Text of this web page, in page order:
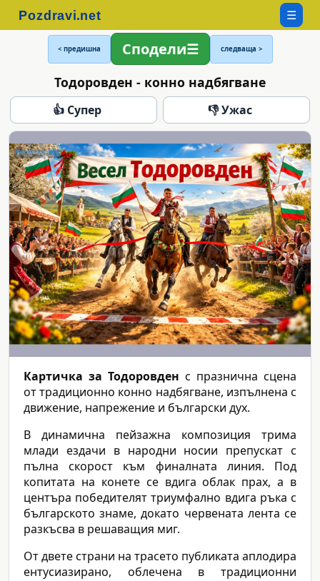
☰
< предишна Сподели следваща >
Тодоровден - конно надбягване
👍 Супер 👎 Ужас
Картичка за Тодоровден с празнична сцена
от традиционно конно надбягване, изпълнена с
движение, напрежение и български дух.
В динамична пейзажна композиция трима
млади ездачи в народни носии препускат с
пълна скорост към финалната линия. Под
копитата на конете се вдига облак прах, а в
центъра победителят триумфално вдига ръка с
българското знаме, докато червената лента се
разкъсва в решаващия миг.
От двете страни на трасето публиката аплодира
ентусиазирано, облечена в традиционни